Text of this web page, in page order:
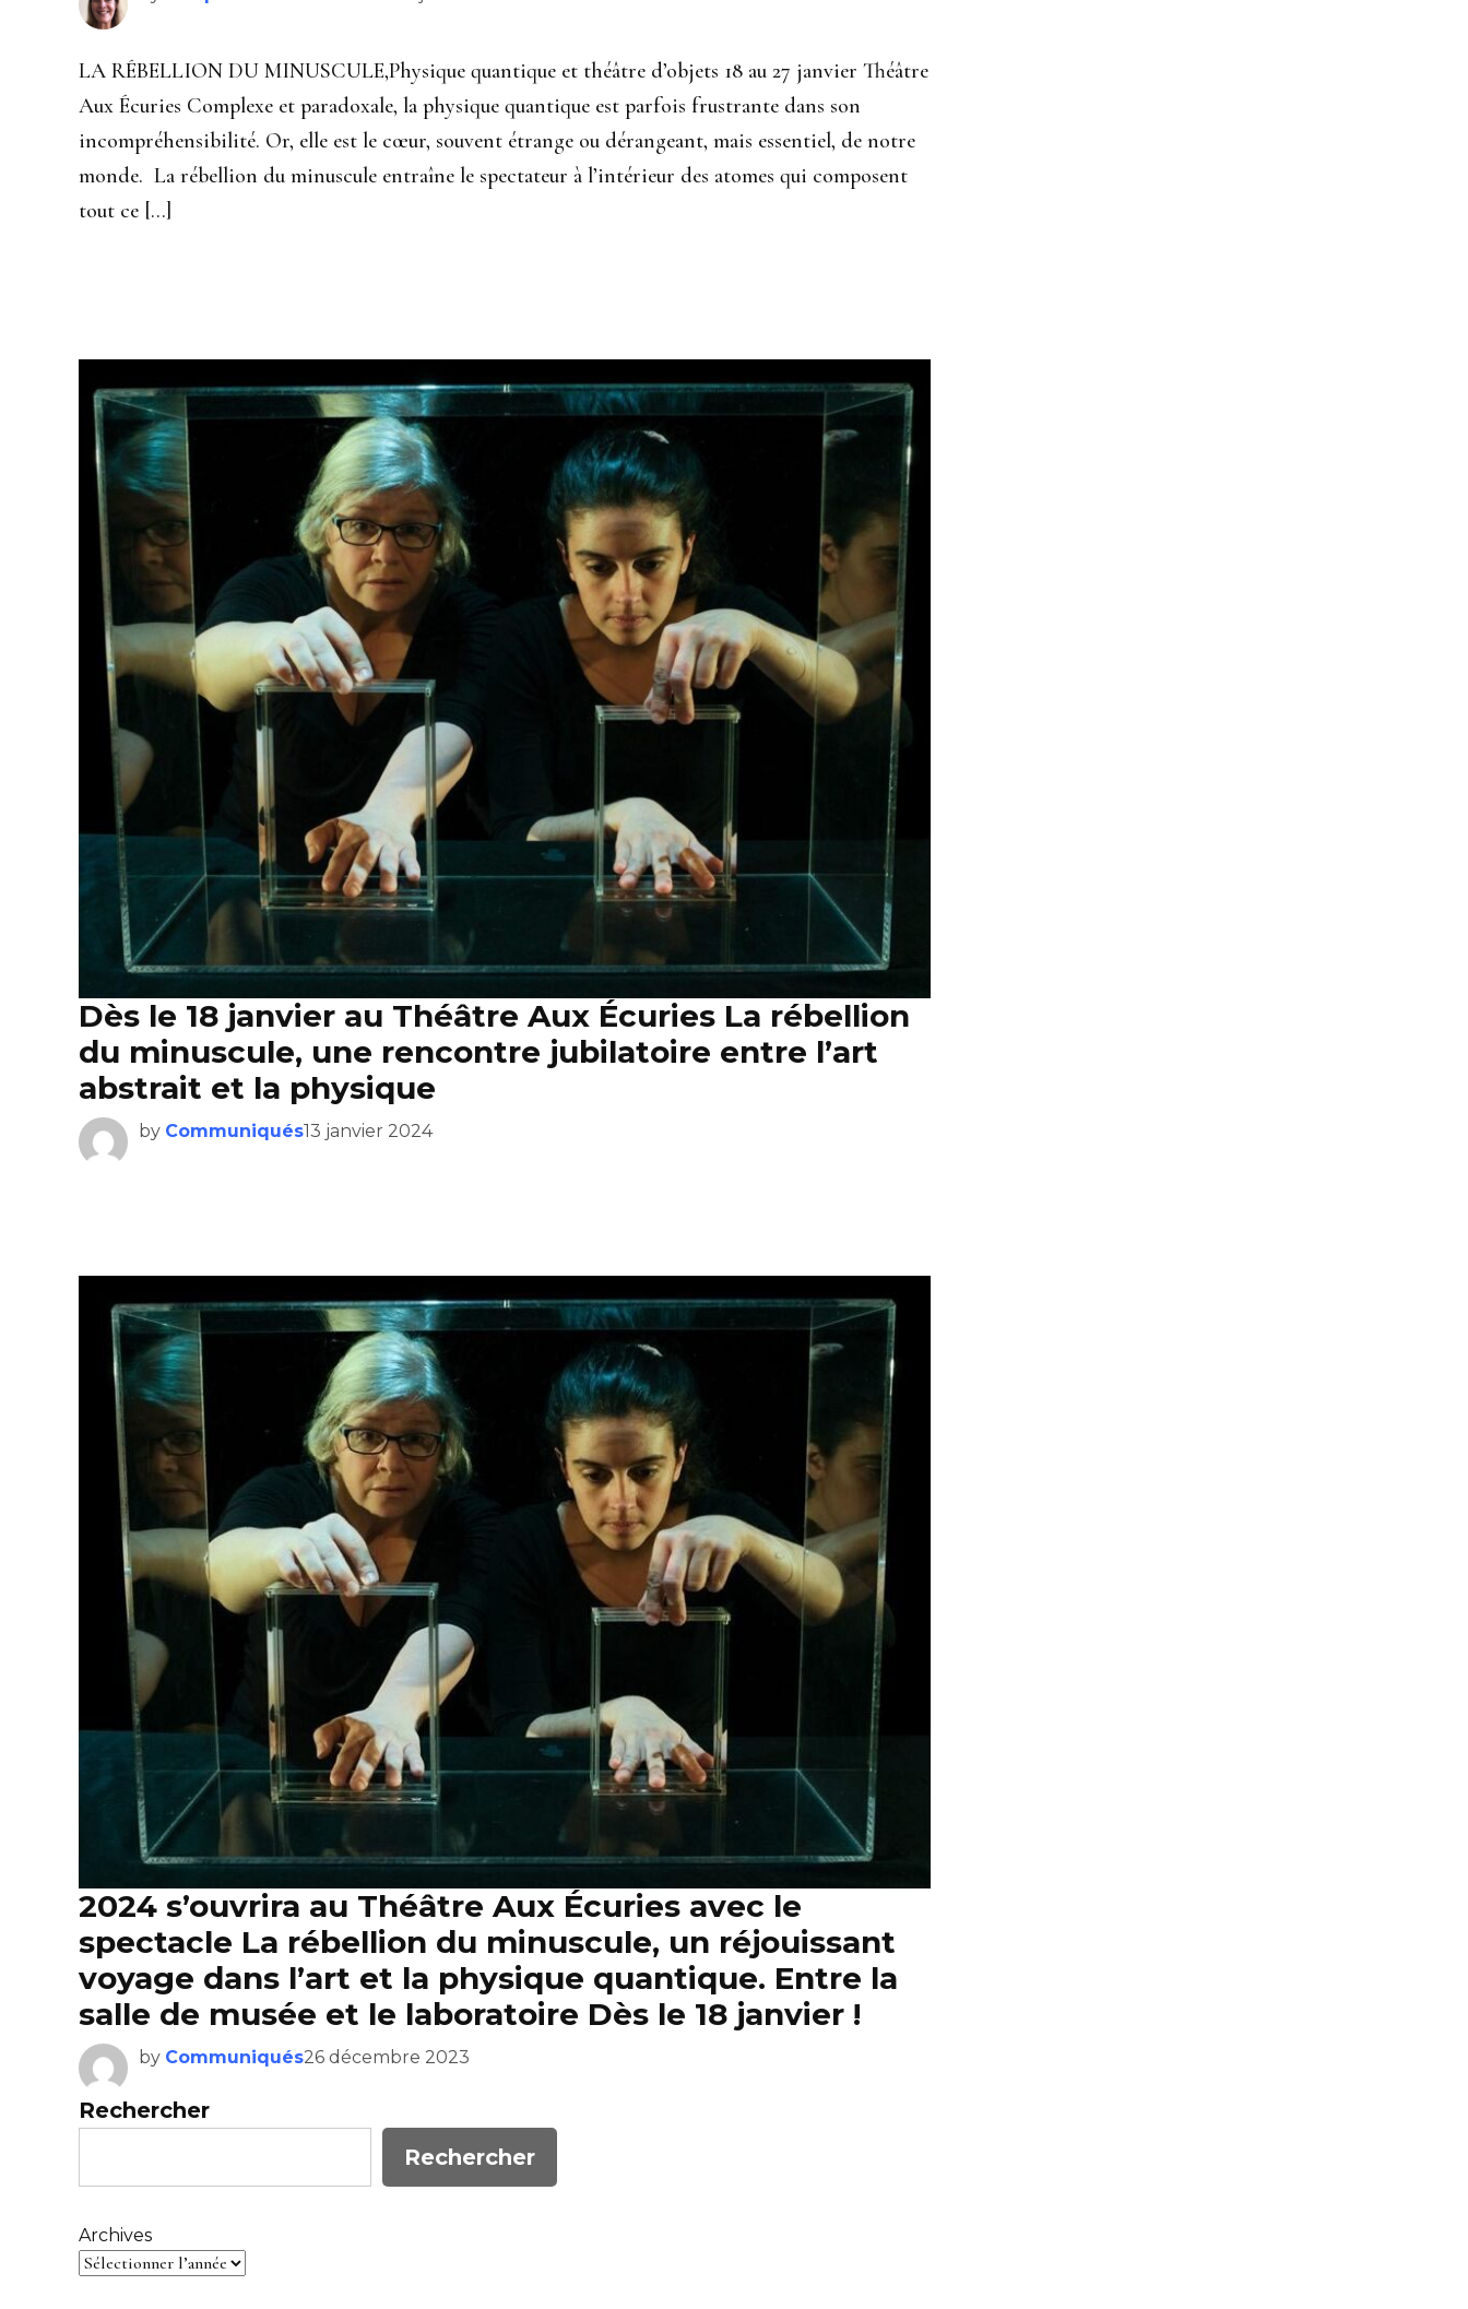
LA RÉBELLION DU MINUSCULE,Physique quantique et théâtre d’objets 18 au 27 janvier Théâtre
Aux Écuries Complexe et paradoxale, la physique quantique est parfois frustrante dans son
incompréhensibilité. Or, elle est le cœur, souvent étrange ou dérangeant, mais essentiel, de notre
monde. La rébellion du minuscule entraîne le spectateur à l’intérieur des atomes qui composent
tout ce […]
Dès le 18 janvier au Théâtre Aux Écuries La rébellion
du minuscule, une rencontre jubilatoire entre l’art
abstrait et la physique
by Communiqués13 janvier 2024
2024 s’ouvrira au Théâtre Aux Écuries avec le
spectacle La rébellion du minuscule, un réjouissant
voyage dans l’art et la physique quantique. Entre la
salle de musée et le laboratoire Dès le 18 janvier !
by Communiqués26 décembre 2023
Rechercher
Rechercher
Archives